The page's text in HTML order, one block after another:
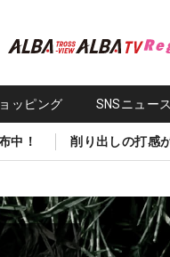
ッピング SNSニュース
中！ 削り出しの打感